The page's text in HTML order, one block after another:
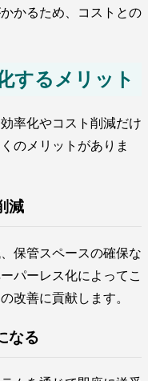
かるため、コストとの
するメリット
率化やコスト削減だけ
のメリットがありま
減
保管スペースの確保な
パーレス化によってこ
改善に貢献します。
なる